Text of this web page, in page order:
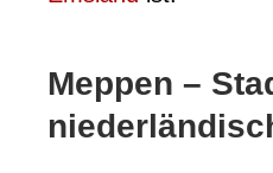
Meppen –